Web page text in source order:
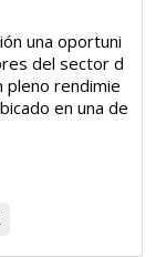
una oportuni
del sector d
pleno rendimie
en una de